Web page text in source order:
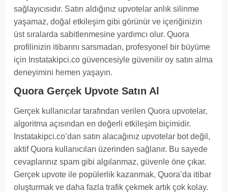
sağlayıcısıdır. Satın aldığınız upvotelar anlık silinme
yaşamaz, doğal etkileşim gibi görünür ve içeriğinizin
üst sıralarda sabitlenmesine yardımcı olur. Quora
profilinizin itibarını sarsmadan, profesyonel bir büyüme
için Instatakipci.co güvencesiyle güvenilir oy satın alma
deneyimini hemen yaşayın.
Quora Gerçek Upvote Satın Al
Gerçek kullanıcılar tarafından verilen Quora upvotelar,
algoritma açısından en değerli etkileşim biçimidir.
Instatakipci.co’dan satın alacağınız upvotelar bot değil,
aktif Quora kullanıcıları üzerinden sağlanır. Bu sayede
cevaplarınız spam gibi algılanmaz, güvenle öne çıkar.
Gerçek upvote ile popülerlik kazanmak, Quora’da itibar
oluşturmak ve daha fazla trafik çekmek artık çok kolay.